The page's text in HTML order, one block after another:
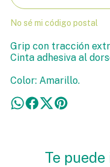
No sé mi código postal
Grip con tracción
Cinta adhesiva al
Color: Amarillo.
Te